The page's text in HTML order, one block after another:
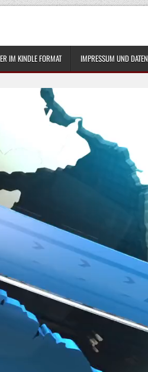
IM KINDLE FORMAT IMPRESSUM UND